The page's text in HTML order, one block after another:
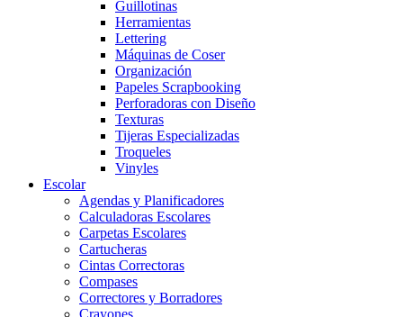
Guillotinas
Herramientas
Lettering
Máquinas de Coser
Organización
Papeles Scrapbooking
Perforadoras con Diseño
Texturas
Tijeras Especializadas
Troqueles
Vinyles
Escolar
Agendas y Planificadores
Calculadoras Escolares
Carpetas Escolares
Cartucheras
Cintas Correctoras
Compases
Correctores y Borradores
Crayones